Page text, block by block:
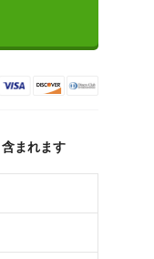
含まれます